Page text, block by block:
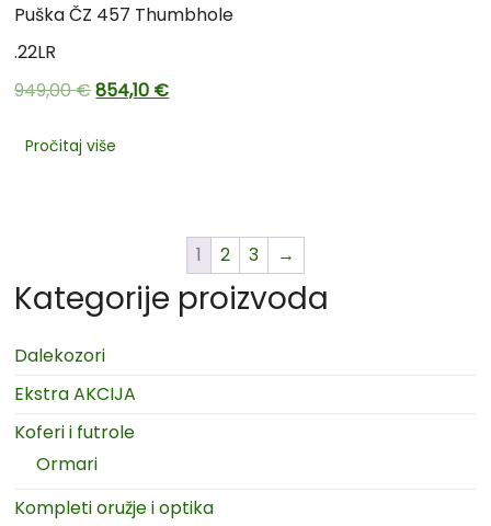
Puška ČZ 457 Thumbhole
.22LR
949,00€854,10 €
Pročitaj više
1 2 3 →
Kategorije proizvoda
Dalekozori
Ekstra AKCIJA
Koferi i futrole
Ormari
Kompleti oružje i optika